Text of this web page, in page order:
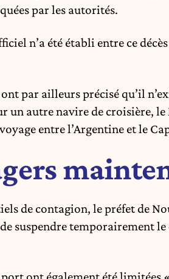
par les autorités.
n’a été établi entre ce
par ailleurs précisé qu’il
un autre navire de croisière, le
entre l’Argentine et le
de contagion, le préfet de
suspendre temporairement